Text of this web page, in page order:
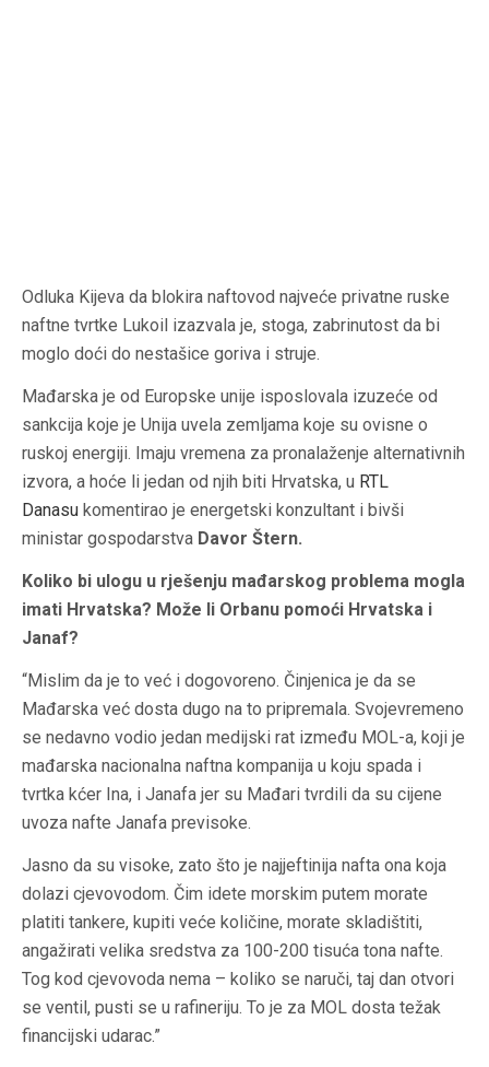
Odluka Kijeva da blokira naftovod najveće privatne ruske
naftne tvrtke Lukoil izazvala je, stoga, zabrinutost da bi
moglo doći do nestašice goriva i struje.
Mađarska je od Europske unije isposlovala izuzeće od
sankcija koje je Unija uvela zemljama koje su ovisne o
ruskoj energiji. Imaju vremena za pronalaženje alternativnih
izvora, a hoće li jedan od njih biti Hrvatska, u RTL
Danasu komentirao je energetski konzultant i bivši
ministar gospodarstva Davor Štern.
Koliko bi ulogu u rješenju mađarskog problema mogla
imati Hrvatska? Može li Orbanu pomoći Hrvatska i
Janaf?
“Mislim da je to već i dogovoreno. Činjenica je da se
Mađarska već dosta dugo na to pripremala. Svojevremeno
se nedavno vodio jedan medijski rat između MOL-a, koji je
mađarska nacionalna naftna kompanija u koju spada i
tvrtka kćer Ina, i Janafa jer su Mađari tvrdili da su cijene
uvoza nafte Janafa previsoke.
Jasno da su visoke, zato što je najjeftinija nafta ona koja
dolazi cjevovodom. Čim idete morskim putem morate
platiti tankere, kupiti veće količine, morate skladištiti,
angažirati velika sredstva za 100-200 tisuća tona nafte.
Tog kod cjevovoda nema – koliko se naruči, taj dan otvori
se ventil, pusti se u rafineriju. To je za MOL dosta težak
financijski udarac.”